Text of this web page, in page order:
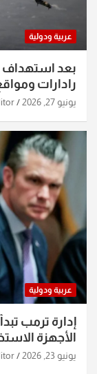
عربية ودولية
بعد استهداف
رادارات
الساعات
يونيو 27, 2026
عربية ودولية
إدارة ترمب
الأجهزة
يونيو 23, 2026